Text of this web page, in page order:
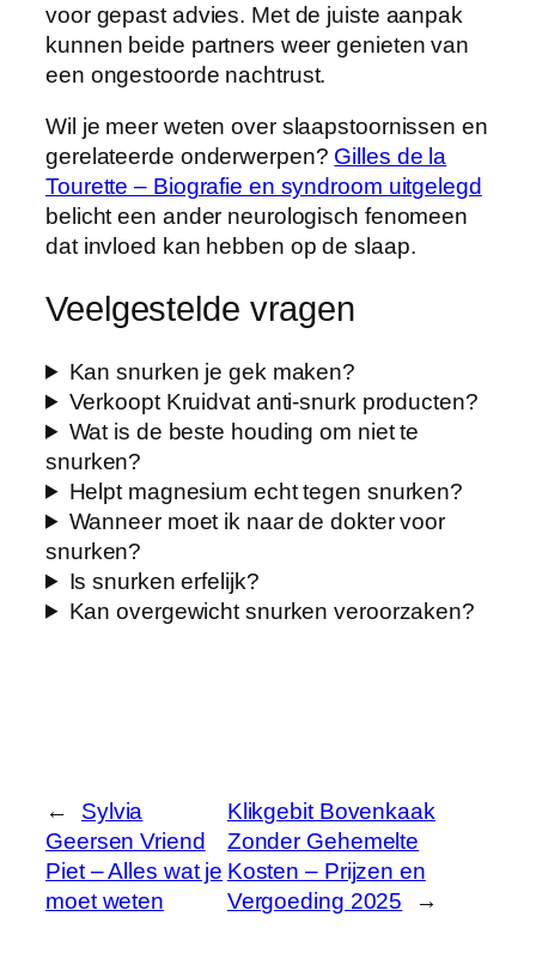
voor gepast advies. Met de juiste aanpak
kunnen beide partners weer genieten van
een ongestoorde nachtrust.
Wil je meer weten over slaapstoornissen en
gerelateerde onderwerpen? Gilles de la
Tourette – Biografie en syndroom uitgelegd
belicht een ander neurologisch fenomeen
dat invloed kan hebben op de slaap.
Veelgestelde vragen
Kan snurken je gek maken?
Verkoopt Kruidvat anti-snurk producten?
Wat is de beste houding om niet te
snurken?
Helpt magnesium echt tegen snurken?
Wanneer moet ik naar de dokter voor
snurken?
Is snurken erfelijk?
Kan overgewicht snurken veroorzaken?
←
Sylvia
Geersen Vriend
Piet – Alles wat je
moet weten
Klikgebit Bovenkaak
Zonder Gehemelte
Kosten – Prijzen en
Vergoeding 2025
→